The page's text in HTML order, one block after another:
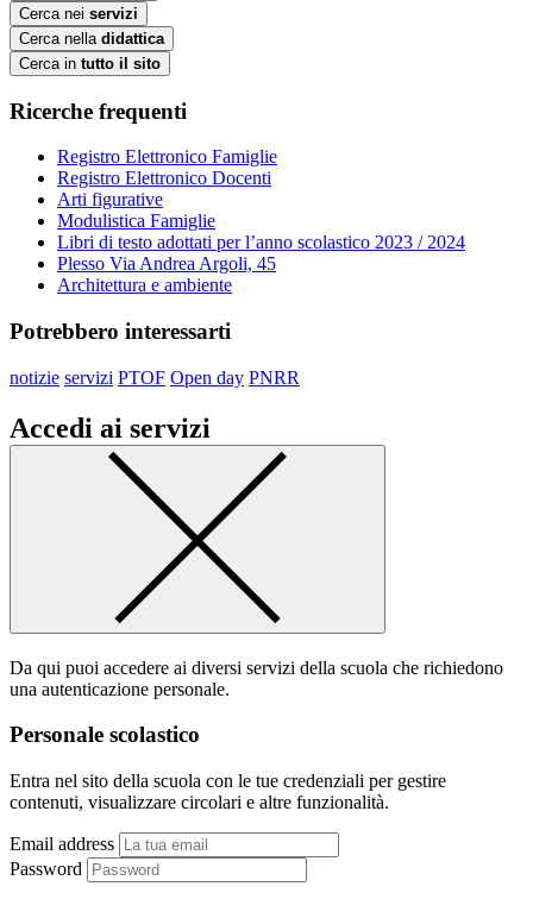
Cerca nei servizi
Cerca nella didattica
Cerca in tutto il sito
Ricerche frequenti
Registro Elettronico Famiglie
Registro Elettronico Docenti
Arti figurative
Modulistica Famiglie
Libri di testo adottati per l’anno scolastico 2023 / 2024
Plesso Via Andrea Argoli, 45
Architettura e ambiente
Potrebbero interessarti
notizie servizi PTOF Open day PNRR
Accedi ai servizi
Da qui puoi accedere ai diversi servizi della scuola che richiedono
una autenticazione personale.
Personale scolastico
Entra nel sito della scuola con le tue credenziali per gestire
contenuti, visualizzare circolari e altre funzionalità.
Email address
Password